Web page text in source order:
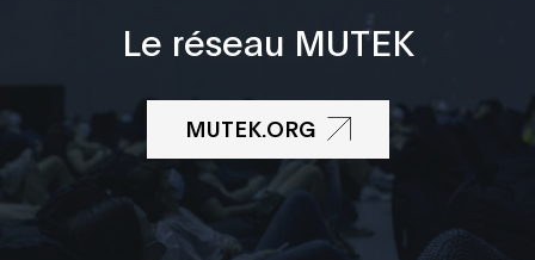
Le réseau MUTEK
MUTEK.ORG